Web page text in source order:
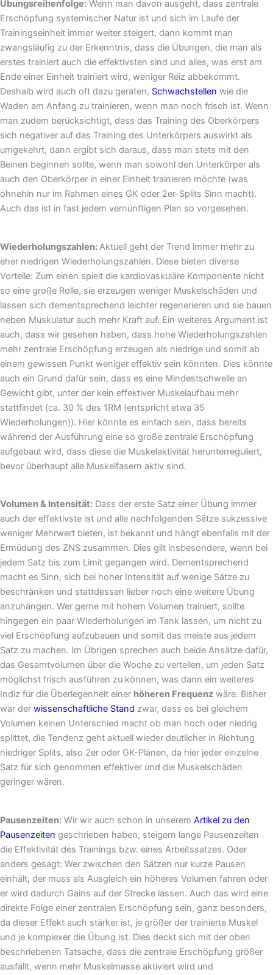
Übungsreihenfolge: Wenn man davon ausgeht, dass zentrale
Erschöpfung systemischer Natur ist und sich im Laufe der
Trainingseinheit immer weiter steigert, dann kommt man
zwangsläufig zu der Erkenntnis, dass die Übungen, die man als
erstes trainiert auch die effektivsten sind und alles, was erst am
Ende einer Einheit trainiert wird, weniger Reiz abbekommt.
Deshalb wird auch oft dazu geraten, Schwachstellen wie die
Waden am Anfang zu trainieren, wenn man noch frisch ist. Wenn
man zudem berücksichtigt, dass das Training des Oberkörpers
sich negativer auf das Training des Unterkörpers auswirkt als
umgekehrt, dann ergibt sich daraus, dass man stets mit den
Beinen beginnen sollte, wenn man sowohl den Unterkörper als
auch den Oberkörper in einer Einheit trainieren möchte (was
ohnehin nur im Rahmen eines GK oder 2er-Splits Sinn macht).
Auch das ist in fast jedem vernünftigen Plan so vorgesehen.
Wiederholungszahlen:Aktuell geht der Trend immer mehr zu
eher niedrigen Wiederholungszahlen. Diese bieten diverse
Vorteile: Zum einen spielt die kardiovaskuläre Komponente nicht
so eine große Rolle, sie erzeugen weniger Muskelschäden und
lassen sich dementsprechend leichter regenerieren und sie bauen
neben Muskulatur auch mehr Kraft auf. Ein weiteres Argument ist
auch, dass wir gesehen haben, dass hohe Wiederholungszahlen
mehr zentrale Erschöpfung erzeugen als niedrige und somit ab
einem gewissen Punkt weniger effektiv sein könnten. Dies könnte
auch ein Grund dafür sein, dass es eine Mindestschwelle an
Gewicht gibt, unter der kein effektiver Muskelaufbau mehr
stattfindet (ca. 30 % des 1RM (entspricht etwa 35
Wiederholungen)). Hier könnte es einfach sein, dass bereits
während der Ausführung eine so große zentrale Erschöpfung
aufgebaut wird, dass diese die Muskelaktivität herunterreguliert,
bevor überhaupt alle Muskelfasern aktiv sind.
Volumen & Intensität: Dass der erste Satz einer Übung immer
auch der effektivste ist und alle nachfolgenden Sätze sukzessive
weniger Mehrwert bieten, ist bekannt und hängt ebenfalls mit der
Ermüdung des ZNS zusammen. Dies gilt insbesondere, wenn bei
jedem Satz bis zum Limit gegangen wird. Dementsprechend
macht es Sinn, sich bei hoher Intensität auf wenige Sätze zu
beschränken und stattdessen lieber noch eine weitere Übung
anzuhängen. Wer gerne mit hohem Volumen trainiert, sollte
hingegen ein paar Wiederholungen im Tank lassen, um nicht zu
viel Erschöpfung aufzubauen und somit das meiste aus jedem
Satz zu machen. Im Übrigen sprechen auch beide Ansätze dafür,
das Gesamtvolumen über die Woche zu verteilen, um jeden Satz
möglichst frisch ausführen zu können, was dann ein weiteres
Indiz für die Überlegenheit einer höheren Frequenz wäre. Bisher
war der wissenschaftliche Stand zwar, dass es bei gleichem
Volumen keinen Unterschied macht ob man hoch oder niedrig
splittet, die Tendenz geht aktuell wieder deutlicher in Richtung
niedriger Splits, also 2er oder GK-Plänen, da hier jeder einzelne
Satz für sich genommen effektiver und die Muskelschäden
geringer wären.
Pausenzeiten: Wir wir auch schon in unserem Artikel zu den
Pausenzeiten geschrieben haben, steigern lange Pausenzeiten
die Effektivität des Trainings bzw. eines Arbeitssatzes. Oder
anders gesagt: Wer zwischen den Sätzen nur kurze Pausen
einhält, der muss als Ausgleich ein höheres Volumen fahren oder
er wird dadurch Gains auf der Strecke lassen. Auch das wird eine
direkte Folge einer zentralen Erschöpfung sein, ganz besonders,
da dieser Effekt auch stärker ist, je größer der trainierte Muskel
und je komplexer die Übung ist. Dies deckt sich mit der oben
beschriebenen Tatsache, dass die zentrale Erschöpfung größer
ausfällt, wenn mehr Muskelmasse aktiviert wird und